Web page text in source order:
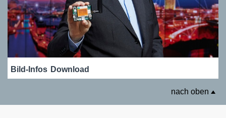
Bild-Infos Download
nach oben